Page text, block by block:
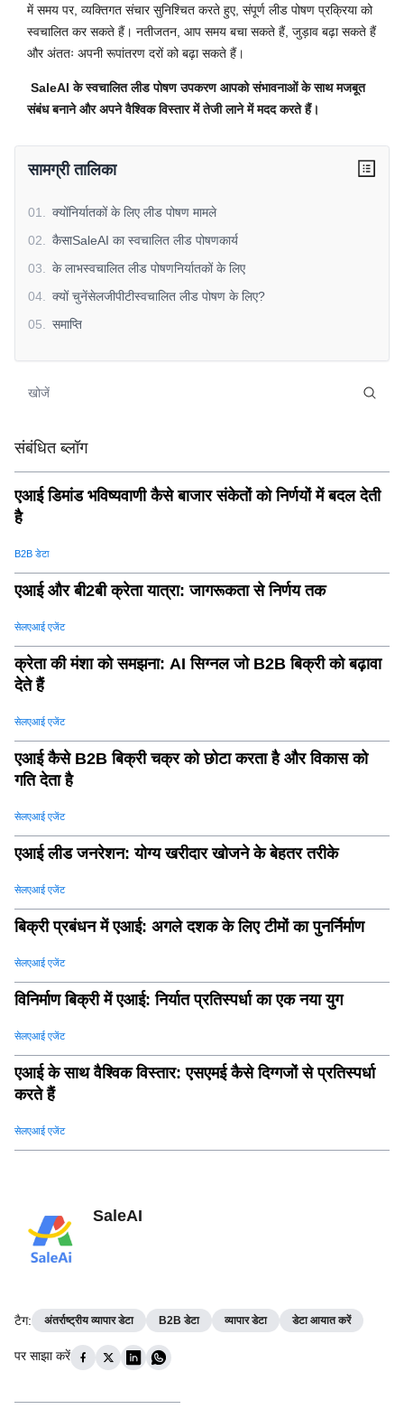
में समय पर, व्यक्तिगत संचार सुनिश्चित करते हुए, संपूर्ण लीड पोषण प्रक्रिया को
स्वचालित कर सकते हैं। नतीजतन, आप समय बचा सकते हैं, जुड़ाव बढ़ा सकते हैं
और अंततः अपनी रूपांतरण दरों को बढ़ा सकते हैं।
SaleAI के स्वचालित लीड पोषण उपकरण आपको संभावनाओं के साथ मजबूत
संबंध बनाने और अपने वैश्विक विस्तार में तेजी लाने में मदद करते हैं।
सामग्री तालिका
01
क्योंनिर्यातकों के लिए लीड पोषण मामले
02
कैसाSaleAI का स्वचालित लीड पोषणकार्य
03
के लाभस्वचालित लीड पोषणनिर्यातकों के लिए
04
क्यों चुनेंसेलजीपीटीस्वचालित लीड पोषण के लिए?
05
समाप्ति
संबंधित ब्लॉग
एआई डिमांड भविष्यवाणी कैसे बाजार संकेतों को निर्णयों में बदल देती
है
B2B डेटा
एआई और बी2बी क्रेता यात्रा: जागरूकता से निर्णय तक
सेलएआई एजेंट
क्रेता की मंशा को समझना: AI सिग्नल जो B2B बिक्री को बढ़ावा
देते हैं
सेलएआई एजेंट
एआई कैसे B2B बिक्री चक्र को छोटा करता है और विकास को
गति देता है
सेलएआई एजेंट
एआई लीड जनरेशन: योग्य खरीदार खोजने के बेहतर तरीके
सेलएआई एजेंट
बिक्री प्रबंधन में एआई: अगले दशक के लिए टीमों का पुनर्निर्माण
सेलएआई एजेंट
विनिर्माण बिक्री में एआई: निर्यात प्रतिस्पर्धा का एक नया युग
सेलएआई एजेंट
एआई के साथ वैश्विक विस्तार: एसएमई कैसे दिग्गजों से प्रतिस्पर्धा
करते हैं
सेलएआई एजेंट
SaleAI
टैग: अंतर्राष्ट्रीय व्यापार डेटा B2B डेटा व्यापार डेटा डेटा आयात करें
पर साझा करें